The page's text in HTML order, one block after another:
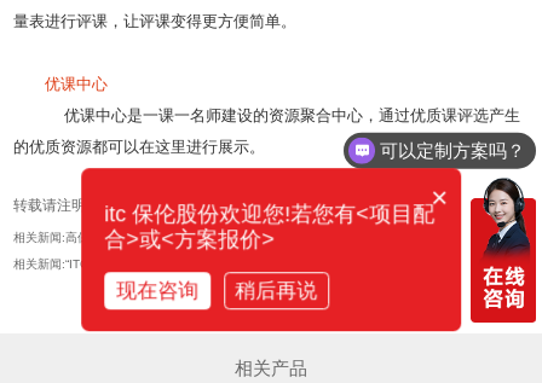
量表进行评课，让评课变得更方便简单。
优课中心
优课中心是一课一名师建设的资源聚合中心，通过优质课评选产生
的优质资源都可以在这里进行展示。
转载请注明出处https://www.itc.vip/solu/index/art/699.html
相关新闻:高保真、低延时、高稳定 | itc带你玩转互动录播课堂
相关新闻:“ITC精品录播教室”成功通过教育局验收
相关产品
可以定制方案吗？
×
itc 保伦股份欢迎您!若您有<项目配
合>或<方案报价>
现在咨询 稍后再说